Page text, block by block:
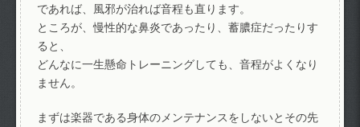
であれば、風邪が治れば音程も直ります。
ところが、慢性的な鼻炎であったり、蓄膿症だったりす
ると、
どんなに一生懸命トレーニングしても、音程がよくなり
ません。
まずは楽器である身体のメンテナンスをしないとその先